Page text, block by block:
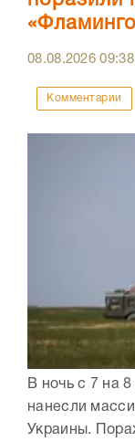
08.08.202609:38
Комментарии
В ночь с 7 на
нанесли
Украины.